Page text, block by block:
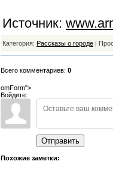
Источник:
Категория: Рассказы о городе |
Всего комментариев: 0
omForm">
Войдите:
Отправить
Похожие заметки: